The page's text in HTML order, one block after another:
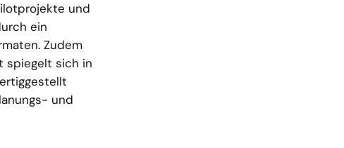
und
ein
Zudem
spiegelt sich in
und